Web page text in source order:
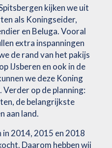
kijken we uit
als Koningseider,
en Beluga. Vooral
extra inspanningen
de rand van het pakijs
IJsberen en ook in de
we deze Koning
op de planning:
de belangrijkste
aan land.
in 2014, 2015 en 2018
Daarom hebben wij